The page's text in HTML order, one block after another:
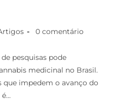
0 comentário
pesquisas pode
medicinal no Brasil.
impedem o avanço do
é…